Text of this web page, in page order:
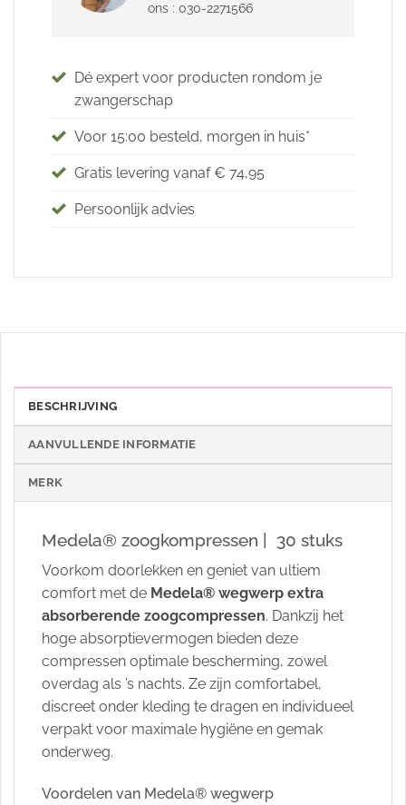
ons : 030-2271566
Dé expert voor producten rondom je
zwangerschap
Voor 15:00 besteld, morgen in huis*
Gratis levering vanaf € 74,95
Persoonlijk advies
BESCHRIJVING
AANVULLENDE INFORMATIE
MERK
Medela® zoogkompressen | 30 stuks
Voorkom doorlekken en geniet van ultiem
comfort met de Medela® wegwerp extra
absorberende zoogcompressen. Dankzij het
hoge absorptievermogen bieden deze
compressen optimale bescherming, zowel
overdag als ’s nachts. Ze zijn comfortabel,
discreet onder kleding te dragen en individueel
verpakt voor maximale hygiëne en gemak
onderweg.
Voordelen van Medela® wegwerp